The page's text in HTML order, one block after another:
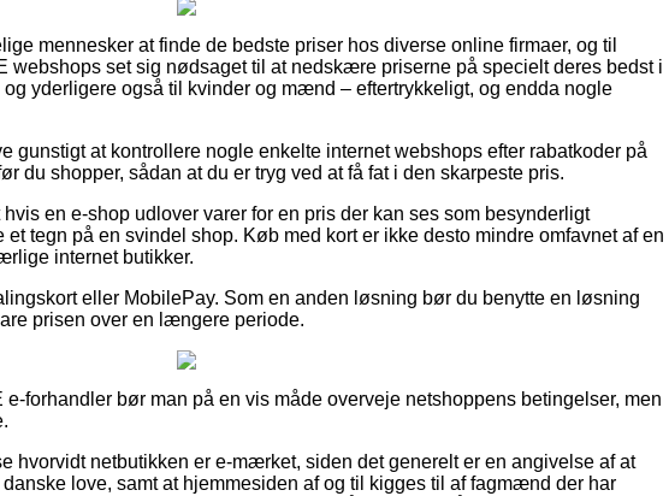
mennesker at finde de bedste priser hos diverse online firmaer, og til
set sig nødsaget til at nedskære priserne på specielt deres bedst i
yderligere også til kvinder og mænd – eftertrykkeligt, og endda nogle
at kontrollere nogle enkelte internet webshops efter rabatkoder på
du shopper, sådan at du er tryg ved at få fat i den skarpeste pris.
en e-shop udlover varer for en pris der kan ses som besynderligt
tegn på en svindel shop. Køb med kort er ikke desto mindre omfavnet af en
internet butikker.
eller MobilePay. Som en anden løsning bør du benytte en løsning
prisen over en længere periode.
e-forhandler bør man på en vis måde overveje netshoppens betingelser, men
hvorvidt netbutikken er e-mærket, siden det generelt er en angivelse af at
love, samt at hjemmesiden af og til kigges til af fagmænd der har